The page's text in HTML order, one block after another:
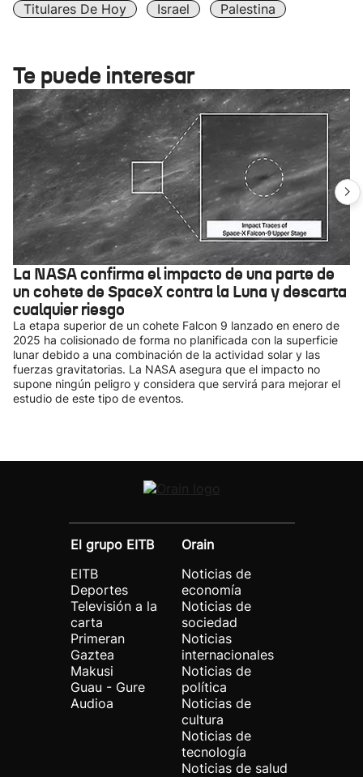
Titulares De Hoy
Israel Palestina
Te puede interesar
La NASA confirma el impacto de una parte de
un cohete de SpaceX contra la Luna y descarta
cualquier riesgo
La etapa superior de un cohete Falcon 9 lanzado en enero de
2025 ha colisionado de forma no planificada con la superficie
lunar debido a una combinación de la actividad solar y las
fuerzas gravitatorias. La NASA asegura que el impacto no
supone ningún peligro y considera que servirá para mejorar el
estudio de este tipo de eventos.
El grupo EITB
EITB
Deportes
Televisión a la
carta
Primeran
Gaztea
Makusi
Guau - Gure
Audioa
Orain
Noticias de
economía
Noticias de
sociedad
Noticias
internacionales
Noticias de
política
Noticias de
cultura
Noticias de
tecnología
Noticias de salud